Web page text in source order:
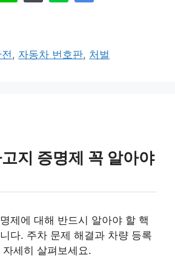
, 자동차 번호판, 처벌
지 증명제 꼭 알아야
제에 대해 반드시 알아야 할 핵
다. 주차 문제 해결과 차량 등록
세히 살펴보세요.